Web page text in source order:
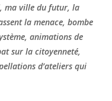
ma ville du futur, la
la menace, bombe
animations de
sur la citoyenneté,
d’ateliers qui